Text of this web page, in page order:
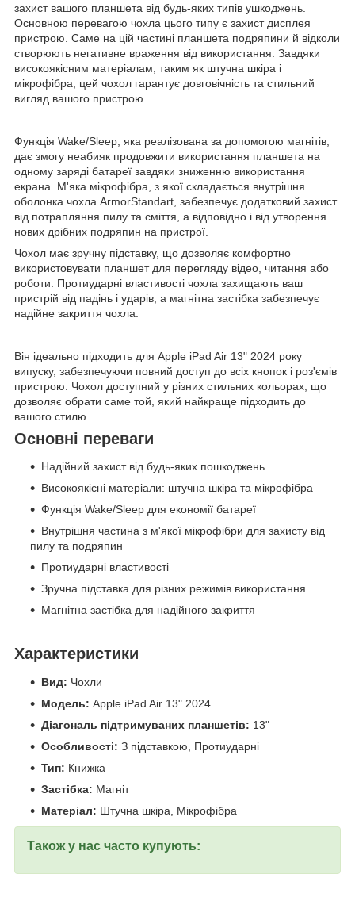
захист вашого планшета від будь-яких типів ушкоджень.
Основною перевагою чохла цього типу є захист дисплея
пристрою. Саме на цій частині планшета подряпини й відколи
створюють негативне враження від використання. Завдяки
високоякісним матеріалам, таким як штучна шкіра і
мікрофібра, цей чохол гарантує довговічність та стильний
вигляд вашого пристрою.
Функція Wake/Sleep, яка реалізована за допомогою магнітів,
дає змогу неабияк продовжити використання планшета на
одному заряді батареї завдяки зниженню використання
екрана. М'яка мікрофібра, з якої складається внутрішня
оболонка чохла ArmorStandart, забезпечує додатковий захист
від потрапляння пилу та сміття, а відповідно і від утворення
нових дрібних подряпин на пристрої.
Чохол має зручну підставку, що дозволяє комфортно
використовувати планшет для перегляду відео, читання або
роботи. Протиударні властивості чохла захищають ваш
пристрій від падінь і ударів, а магнітна застібка забезпечує
надійне закриття чохла.
Він ідеально підходить для Apple iPad Air 13" 2024 року
випуску, забезпечуючи повний доступ до всіх кнопок і роз'ємів
пристрою. Чохол доступний у різних стильних кольорах, що
дозволяє обрати саме той, який найкраще підходить до
вашого стилю.
Основні переваги
Надійний захист від будь-яких пошкоджень
Високоякісні матеріали: штучна шкіра та мікрофібра
Функція Wake/Sleep для економії батареї
Внутрішня частина з м'якої мікрофібри для захисту від
пилу та подряпин
Протиударні властивості
Зручна підставка для різних режимів використання
Магнітна застібка для надійного закриття
Характеристики
Вид: Чохли
Модель: Apple iPad Air 13" 2024
Діагональ підтримуваних планшетів: 13"
Особливості: З підставкою, Протиударні
Тип: Книжка
Застібка: Магніт
Матеріал: Штучна шкіра, Мікрофібра
Також у нас часто купують: